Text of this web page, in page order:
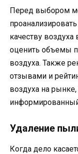
Перед выбором
качеству
оценить объемы
воздуха. Также
отзывами и
воздуха на
Удаление
Когда дело